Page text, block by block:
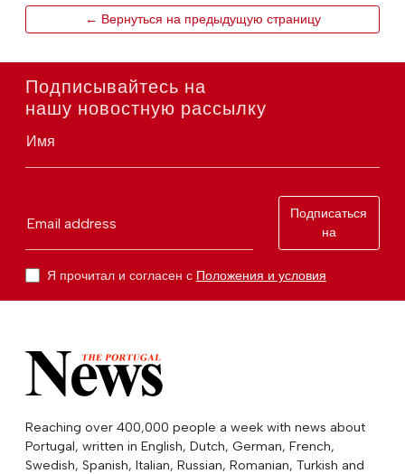
← Вернуться на предыдущую страницу
Подписывайтесь на
нашу новостную рассылку
Имя
Email address
Подписаться
на
Я прочитал и согласен с Положения и условия
Reaching over 400,000 people a week with news about
Portugal, written in English, Dutch, German, French,
Swedish, Spanish, Italian, Russian, Romanian, Turkish and